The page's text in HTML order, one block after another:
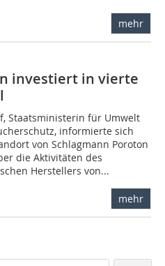
mehr
investiert in vierte
Staatsministerin für Umwelt
informierte sich
von Schlagmann Poroton
die Aktivitäten des
Herstellers von...
mehr